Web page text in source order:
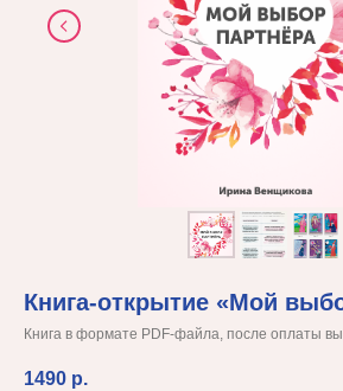
Книга-открытие «Мой
Книга в формате PDF-файла, после оплаты
1490 р.